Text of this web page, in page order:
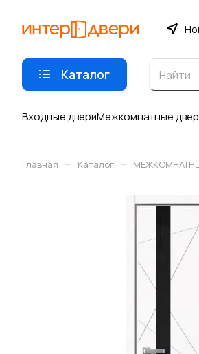
Каталог
Входные двериМежкомнатные
Главная – Каталог –